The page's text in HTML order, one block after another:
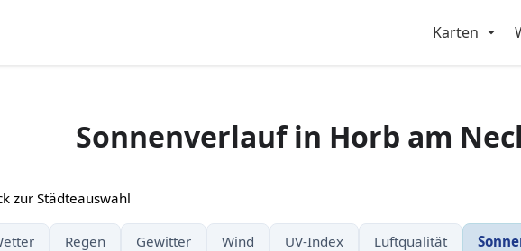
Karten
Sonnenverlauf in Horb am
zur Städteauswahl
Regen Gewitter Wind UV-Index Luftqualität